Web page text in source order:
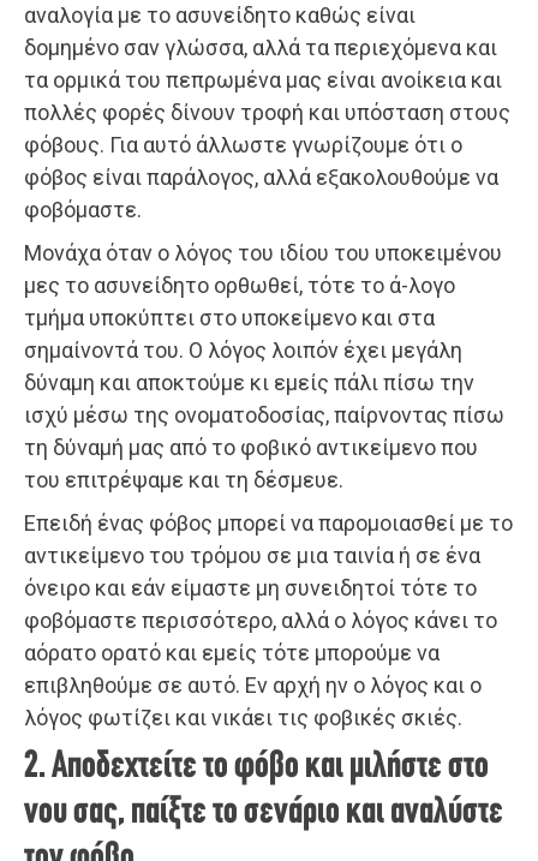
αναλογία με το ασυνείδητο καθώς είναι
δομημένο σαν γλώσσα, αλλά τα περιεχόμενα και
τα ορμικά του πεπρωμένα μας είναι ανοίκεια και
πολλές φορές δίνουν τροφή και υπόσταση στους
φόβους. Για αυτό άλλωστε γνωρίζουμε ότι ο
φόβος είναι παράλογος, αλλά εξακολουθούμε να
φοβόμαστε.
Μονάχα όταν ο λόγος του ιδίου του υποκειμένου
μες το ασυνείδητο ορθωθεί, τότε το ά-λογο
τμήμα υποκύπτει στο υποκείμενο και στα
σημαίνοντά του. Ο λόγος λοιπόν έχει μεγάλη
δύναμη και αποκτούμε κι εμείς πάλι πίσω την
ισχύ μέσω της ονοματοδοσίας, παίρνοντας πίσω
τη δύναμή μας από το φοβικό αντικείμενο που
του επιτρέψαμε και τη δέσμευε.
Επειδή ένας φόβος μπορεί να παρομοιασθεί με το
αντικείμενο του τρόμου σε μια ταινία ή σε ένα
όνειρο και εάν είμαστε μη συνειδητοί τότε το
φοβόμαστε περισσότερο, αλλά ο λόγος κάνει το
αόρατο ορατό και εμείς τότε μπορούμε να
επιβληθούμε σε αυτό. Εν αρχή ην ο λόγος και ο
λόγος φωτίζει και νικάει τις φοβικές σκιές.
2. Αποδεχτείτε το φόβο και μιλήστε στο
νου σας, παίξτε το σενάριο και αναλύστε